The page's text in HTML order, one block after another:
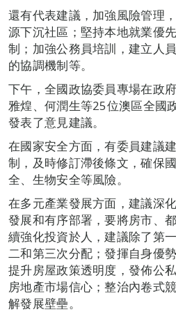
還有代表建議，加強風險管理
源下沉社區；堅持本地就業優
制；加強公務員培訓，建立人
的協調機制等。
下午，全國政協委員專場在政
雅煌、何潤生等25位澳區全國
發表了意見建議。
在國家安全方面，有委員建議
制，及時修訂滯後條文，確保
全、生物安全等風險。
在多元產業發展方面，建議深
發展和有序部署，要將房市、
續強化投資於人，建議除了第
二和第三次分配；發揮自身優
提升房屋政策透明度，發佈公
房地產市場信心；整治內卷式
解發展壁壘。